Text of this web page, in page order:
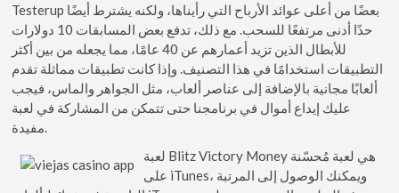
Testerup بعضًا من أعلى عوائد الأرباح التي رأيناها، ولكنه يشترط أيضًا
حدًا أدنى مرتفعًا للسحب. مع ذلك، تدفع بعض المسابقات 10 دولارات
للأبطال الذين تزيد أعمارهم عن 40 عامًا، مما يجعله من بين أكثر
التطبيقات استخدامًا في هذا التصنيف. وإذا كانت تطبيقات مماثلة تقدم
ألعابًا مجانية بالإضافة إلى عناصر ألعاب، مثل الجواهر والماس، فيجب
عليك إيداع أموال في برنامجنا حتى تتمكن من المشاركة في لعبة
لعبة Blitz Victory Money هي لعبة مُحسّنة
على iTunes، ويمكنك الوصول إلى المرتبة